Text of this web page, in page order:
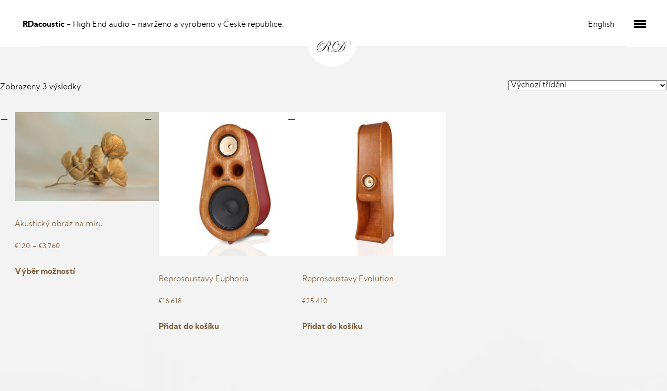
RDacoustic - High End audio - navrženo a vyrobeno v České republice. English
Zobrazeny 3 výsledky
Akustický obraz na míru
€120 – €3,760
€120
Výběr možností
Reprosoustavy Euphoria
€16,618
Přidat do košíku
Reprosoustavy Evolution
€25,410
Přidat do košíku